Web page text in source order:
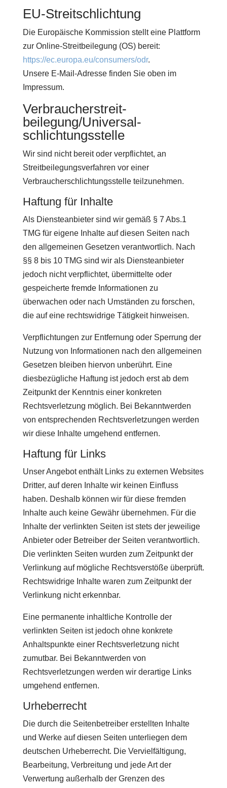
EU-Streitschlichtung
Die Europäische Kommission stellt eine Plattform
zur Online-Streitbeilegung (OS) bereit:
https://ec.europa.eu/consumers/odr.
Unsere E-Mail-Adresse finden Sie oben im
Impressum.
Verbraucher­streit­
beilegung/Universal­
schlichtungs­stelle
Wir sind nicht bereit oder verpflichtet, an
Streitbeilegungsverfahren vor einer
Verbraucherschlichtungsstelle teilzunehmen.
Haftung für Inhalte
Als Diensteanbieter sind wir gemäß § 7 Abs.1
TMG für eigene Inhalte auf diesen Seiten nach
den allgemeinen Gesetzen verantwortlich. Nach
§§ 8 bis 10 TMG sind wir als Diensteanbieter
jedoch nicht verpflichtet, übermittelte oder
gespeicherte fremde Informationen zu
überwachen oder nach Umständen zu forschen,
die auf eine rechtswidrige Tätigkeit hinweisen.
Verpflichtungen zur Entfernung oder Sperrung der
Nutzung von Informationen nach den allgemeinen
Gesetzen bleiben hiervon unberührt. Eine
diesbezügliche Haftung ist jedoch erst ab dem
Zeitpunkt der Kenntnis einer konkreten
Rechtsverletzung möglich. Bei Bekanntwerden
von entsprechenden Rechtsverletzungen werden
wir diese Inhalte umgehend entfernen.
Haftung für Links
Unser Angebot enthält Links zu externen Websites
Dritter, auf deren Inhalte wir keinen Einfluss
haben. Deshalb können wir für diese fremden
Inhalte auch keine Gewähr übernehmen. Für die
Inhalte der verlinkten Seiten ist stets der jeweilige
Anbieter oder Betreiber der Seiten verantwortlich.
Die verlinkten Seiten wurden zum Zeitpunkt der
Verlinkung auf mögliche Rechtsverstöße überprüft.
Rechtswidrige Inhalte waren zum Zeitpunkt der
Verlinkung nicht erkennbar.
Eine permanente inhaltliche Kontrolle der
verlinkten Seiten ist jedoch ohne konkrete
Anhaltspunkte einer Rechtsverletzung nicht
zumutbar. Bei Bekanntwerden von
Rechtsverletzungen werden wir derartige Links
umgehend entfernen.
Urheberrecht
Die durch die Seitenbetreiber erstellten Inhalte
und Werke auf diesen Seiten unterliegen dem
deutschen Urheberrecht. Die Vervielfältigung,
Bearbeitung, Verbreitung und jede Art der
Verwertung außerhalb der Grenzen des